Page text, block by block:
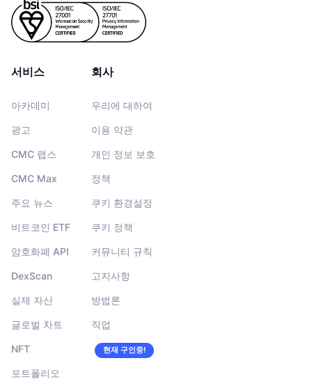
서비스
아카데미
광고
CMC 랩스
CMC Max
주요 뉴스
비트코인 ETF
암호화폐 API
DexScan
실제 자산
글로벌 차트
NFT
포트폴리오
회사
우리에 대하여
이용 약관
개인 정보 보호
정책
쿠키 환경설정
쿠키 정책
커뮤니티 규칙
고지사항
방법론
직업
현재 구인중!